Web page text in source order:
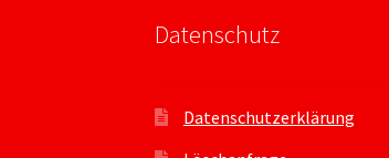
Datenschutz
Datenschutzerklärung